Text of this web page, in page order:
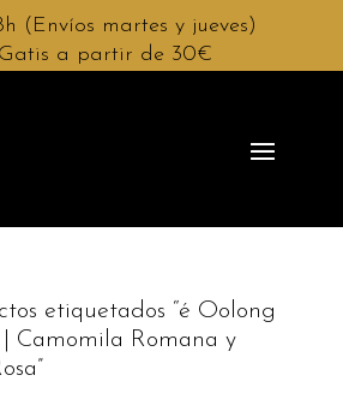
(Envíos martes y jueves)
a partir de 30€
etiquetados “é Oolong
Camomila Romana y